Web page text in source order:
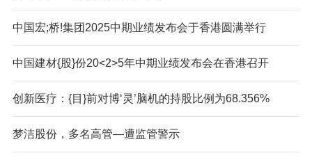
中国宏;桥!集团2025中期业绩发布会于香港圆满举行
中国建材{股}份20<2>5年中期业绩发布会在香港召开
创新医疗：{目}前对博‘灵’脑机的持股比例为68.356%
梦洁股份，多名高管—遭监管警示